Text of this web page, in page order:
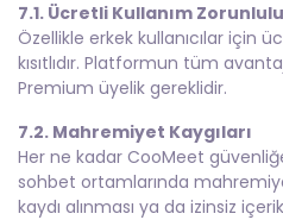
7.1. Ücretli Kullanım
Özellikle erkek kullanıcılar için
kısıtlıdır. Platformun tüm
Premium üyelik gereklidir.
7.2. Mahremiyet Kaygıları
Her ne kadar CooMeet
sohbet ortamlarında
kaydı alınması ya da izinsiz